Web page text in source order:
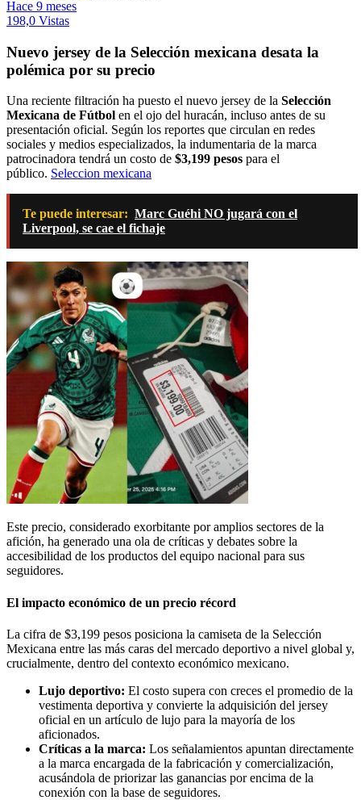
Hace 9 meses
198,0 Vistas
Nuevo jersey de la Selección mexicana desata la
polémica por su precio
Una reciente filtración ha puesto el nuevo jersey de la Selección
Mexicana de Fútbol en el ojo del huracán, incluso antes de su
presentación oficial. Según los reportes que circulan en redes
sociales y medios especializados, la indumentaria de la marca
patrocinadora tendrá un costo de $3,199 pesos para el
público. Seleccion mexicana
Te puede interesar: Marc Guéhi NO jugará con el
Liverpool, se cae el fichaje
Este precio, considerado exorbitante por amplios sectores de la
afición, ha generado una ola de críticas y debates sobre la
accesibilidad de los productos del equipo nacional para sus
seguidores.
El impacto económico de un precio récord
La cifra de $3,199 pesos posiciona la camiseta de la Selección
Mexicana entre las más caras del mercado deportivo a nivel global y,
crucialmente, dentro del contexto económico mexicano.
Lujo deportivo: El costo supera con creces el promedio de la
vestimenta deportiva y convierte la adquisición del jersey
oficial en un artículo de lujo para la mayoría de los
aficionados.
Críticas a la marca: Los señalamientos apuntan directamente
a la marca encargada de la fabricación y comercialización,
acusándola de priorizar las ganancias por encima de la
conexión con la base de seguidores.